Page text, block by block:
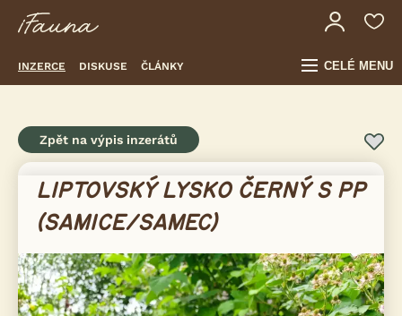
INZERCE DISKUSE ČLÁNKY CELÉ MENU
Zpět na výpis inzerátů
LIPTOVSKÝ LYSKO ČERNÝ S PP
(SAMICE/SAMEC)